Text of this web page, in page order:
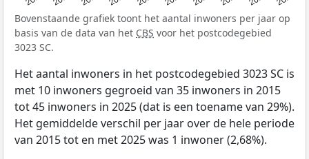
Bovenstaande grafiek toont het aantal inwoners per jaar op
basis van de data van het CBS voor het postcodegebied
3023 SC.
Het aantal inwoners in het postcodegebied 3023 SC is
met 10 inwoners gegroeid van 35 inwoners in 2015
tot 45 inwoners in 2025 (dat is een toename van 29%).
Het gemiddelde verschil per jaar over de hele periode
van 2015 tot en met 2025 was 1 inwoner (2,68%).